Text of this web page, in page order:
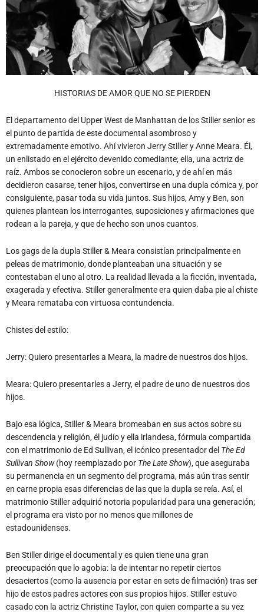
HISTORIAS DE AMOR QUE NO SE PIERDEN
El departamento del Upper West de Manhattan de los Stiller senior es
el punto de partida de este documental asombroso y
extremadamente emotivo. Ahí vivieron Jerry Stiller y Anne Meara. Él,
un enlistado en el ejército devenido comediante; ella, una actriz de
raíz. Ambos se conocieron sobre un escenario, y de ahí en más
decidieron casarse, tener hijos, convertirse en una dupla cómica y, por
consiguiente, pasar toda su vida juntos. Sus hijos, Amy y Ben, son
quienes plantean los interrogantes, suposiciones y afirmaciones que
rodean a la pareja, y que de hecho son unos cuantos.
Los gags de la dupla Stiller & Meara consistían principalmente en
peleas de matrimonio, donde planteaban una situación y se
contestaban el uno al otro. La realidad llevada a la ficción, inventada,
exagerada y efectiva. Stiller generalmente era quien daba pie al chiste
y Meara remataba con virtuosa contundencia.
Chistes del estilo:
Jerry: Quiero presentarles a Meara, la madre de nuestros dos hijos.
Meara: Quiero presentarles a Jerry, el padre de uno de nuestros dos
hijos.
Bajo esa lógica, Stiller & Meara bromeaban en sus actos sobre su
descendencia y religión, él judío y ella irlandesa, fórmula compartida
con el matrimonio de Ed Sullivan, el icónico presentador del The Ed
Sullivan Show(hoy reemplazado por The Late Show), que aseguraba
su permanencia en un segmento del programa, más aún tras sentir
en carne propia esas diferencias de las que la dupla se reía. Así, el
matrimonio Stiller adquirió notoria popularidad para una generación;
el programa era visto por no menos que millones de
estadounidenses.
Ben Stiller dirige el documental y es quien tiene una gran
preocupación que lo agobia: la de intentar no repetir ciertos
desaciertos (como la ausencia por estar en sets de filmación) tras ser
hijo de estos padres actores con sus propios hijos. Stiller estuvo
casado con la actriz Christine Taylor, con quien comparte a su vez